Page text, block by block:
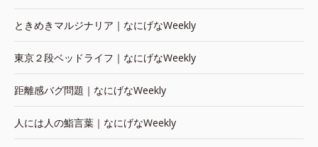
ときめきマルジナリア｜なにげなWeekly
東京２段ベッドライフ｜なにげなWeekly
距離感バグ問題｜なにげなWeekly
人には人の鮨言葉｜なにげなWeekly